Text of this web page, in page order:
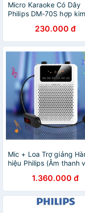
Micro Karaoke Có Dây
Philips DM-70S hợp kim
sóng cao tần cho tiếng
nhẹ hát karaoke gia
230.000 đ
Mic + Loa Trợ giảng
hiệu Philips (Âm thanh
mic có dây, mic cúc áo)
1.360.000 đ